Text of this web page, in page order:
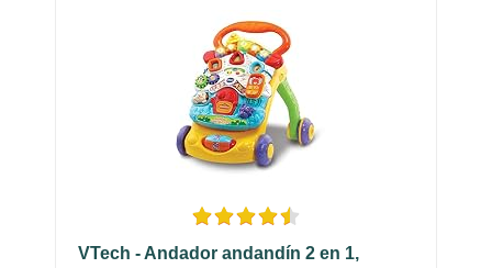
VTech - Andador andandín 2 en 1,